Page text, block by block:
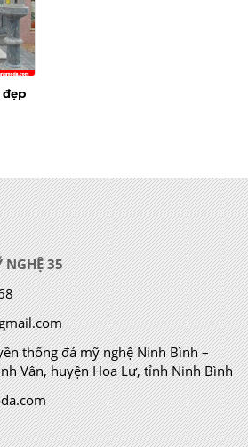
NGHỆ 35
thống đá mỹ nghệ Ninh Bình –
Vân, huyện Hoa Lư, tỉnh Ninh Bình